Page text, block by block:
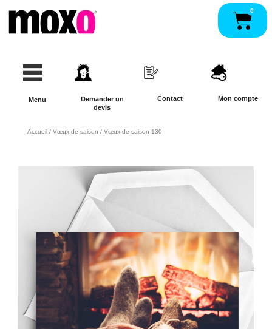
contenu
0
Menu
Demander un
devis
Contact Mon compte
Accueil / Vœux de saison / Vœux de saison 130